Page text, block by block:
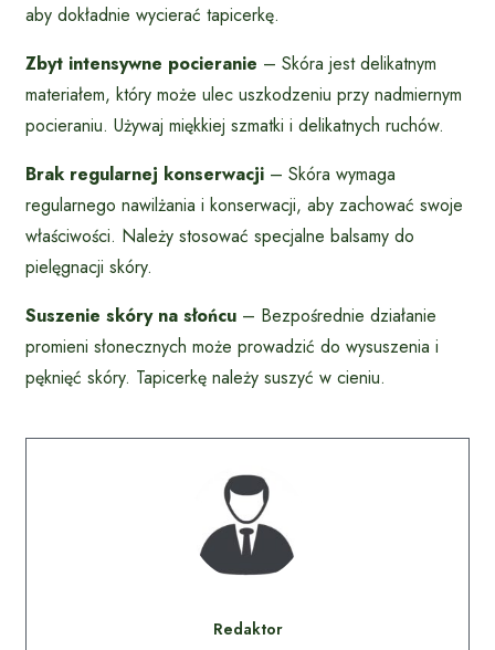
aby dokładnie wycierać tapicerkę.
Zbyt intensywne pocieranie – Skóra jest delikatnym
materiałem, który może ulec uszkodzeniu przy nadmiernym
pocieraniu. Używaj miękkiej szmatki i delikatnych ruchów.
Brak regularnej konserwacji – Skóra wymaga
regularnego nawilżania i konserwacji, aby zachować swoje
właściwości. Należy stosować specjalne balsamy do
pielęgnacji skóry.
Suszenie skóry na słońcu – Bezpośrednie działanie
promieni słonecznych może prowadzić do wysuszenia i
pęknięć skóry. Tapicerkę należy suszyć w cieniu.
Redaktor